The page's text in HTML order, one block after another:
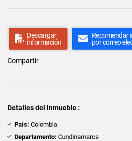
Descargar
información
Recomendar
por correo
Compartir
Detalles del inmueble :
País: Colombia
Departamento: Cundinamarca